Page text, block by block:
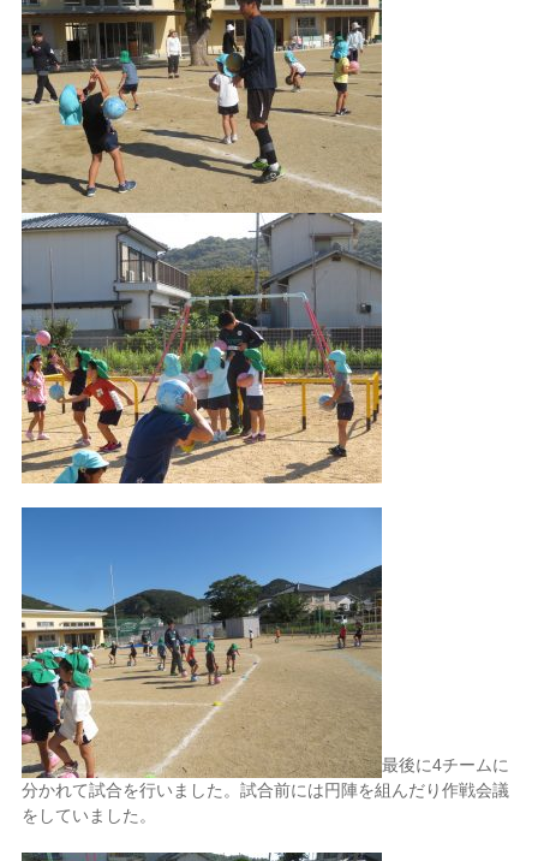
最後に4チームに
分かれて試合を行いました。試合前には円陣を組んだり作戦会議
をしていました。